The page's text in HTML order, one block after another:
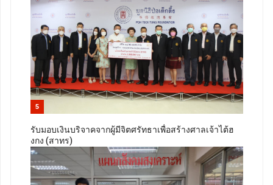
5
รับมอบเงินบริจาคจากผู้มีจิตศรัทธาเพื่อสร้างศาลเจ้าไต้ฮ
งกง (สาทร)